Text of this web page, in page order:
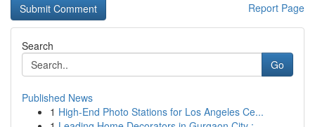
Report Page
Search
Go
Published News
1 High-End Photo Stations for Los Angeles Ce...